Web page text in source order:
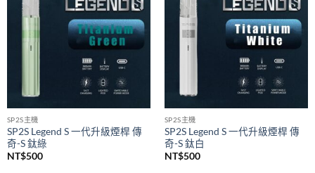
SP2S主機
SP2S Legend S 一代升級煙桿 傳
奇-S 鈦綠
NT$500
SP2S主機
SP2S Legend S 一代升級煙桿 傳
奇-S 鈦白
NT$500